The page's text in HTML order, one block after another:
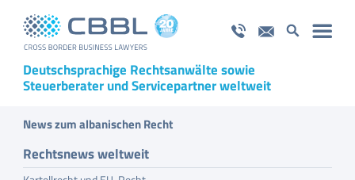
Deutschsprachige Rechtsanwälte sowie
Steuerberater und Servicepartner weltweit
News zum albanischen Recht
Rechtsnews weltweit